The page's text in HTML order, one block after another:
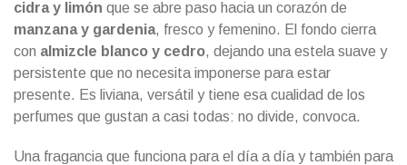
cidra y limón que se abre paso hacia un corazón de
manzana y gardenia, fresco y femenino. El fondo cierra
con almizcle blanco y cedro, dejando una estela suave y
persistente que no necesita imponerse para estar
presente. Es liviana, versátil y tiene esa cualidad de los
perfumes que gustan a casi todas: no divide, convoca.
Una fragancia que funciona para el día a día y también para